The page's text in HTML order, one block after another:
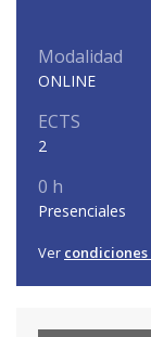
Modalidad
ONLINE
ECTS
2
0 h
Presenciales
Ver condiciones